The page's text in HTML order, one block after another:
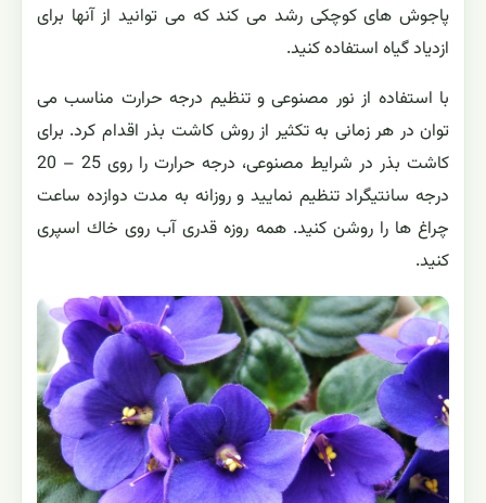
پاجوش های كوچكی رشد می كند كه می توانید از آنها برای
ازدیاد گیاه استفاده كنید.
با استفاده از نور مصنوعی و تنظیم درجه حرارت مناسب می
توان در هر زمانی به تکثیر از روش كاشت بذر اقدام كرد. برای
كاشت بذر در شرایط مصنوعی، درجه حرارت را روی 25 – 20
درجه سانتیگراد تنظیم نمایید و روزانه به مدت دوازده ساعت
چراغ ها را روشن كنید. همه روزه قدری آب روی خاك اسپری
كنید.